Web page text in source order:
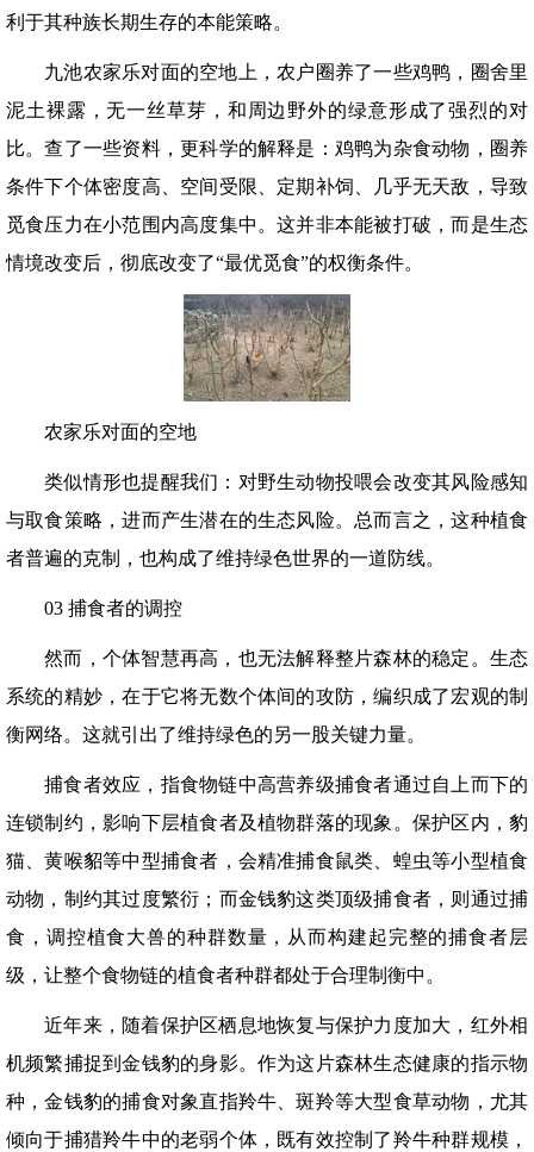
利于其种族长期生存的本能策略。
九池农家乐对面的空地上，农户圈养了一些鸡鸭，圈舍里
泥土裸露，无一丝草芽，和周边野外的绿意形成了强烈的对
比。查了一些资料，更科学的解释是：鸡鸭为杂食动物，圈养
条件下个体密度高、空间受限、定期补饲、几乎无天敌，导致
觅食压力在小范围内高度集中。这并非本能被打破，而是生态
情境改变后，彻底改变了“最优觅食”的权衡条件。
农家乐对面的空地
类似情形也提醒我们：对野生动物投喂会改变其风险感知
与取食策略，进而产生潜在的生态风险。总而言之，这种植食
者普遍的克制，也构成了维持绿色世界的一道防线。
03 捕食者的调控
然而，个体智慧再高，也无法解释整片森林的稳定。生态
系统的精妙，在于它将无数个体间的攻防，编织成了宏观的制
衡网络。这就引出了维持绿色的另一股关键力量。
捕食者效应，指食物链中高营养级捕食者通过自上而下的
连锁制约，影响下层植食者及植物群落的现象。保护区内，豹
猫、黄喉貂等中型捕食者，会精准捕食鼠类、蝗虫等小型植食
动物，制约其过度繁衍；而金钱豹这类顶级捕食者，则通过捕
食，调控植食大兽的种群数量，从而构建起完整的捕食者层
级，让整个食物链的植食者种群都处于合理制衡中。
近年来，随着保护区栖息地恢复与保护力度加大，红外相
机频繁捕捉到金钱豹的身影。作为这片森林生态健康的指示物
种，金钱豹的捕食对象直指羚牛、斑羚等大型食草动物，尤其
倾向于捕猎羚牛中的老弱个体，既有效控制了羚牛种群规模，